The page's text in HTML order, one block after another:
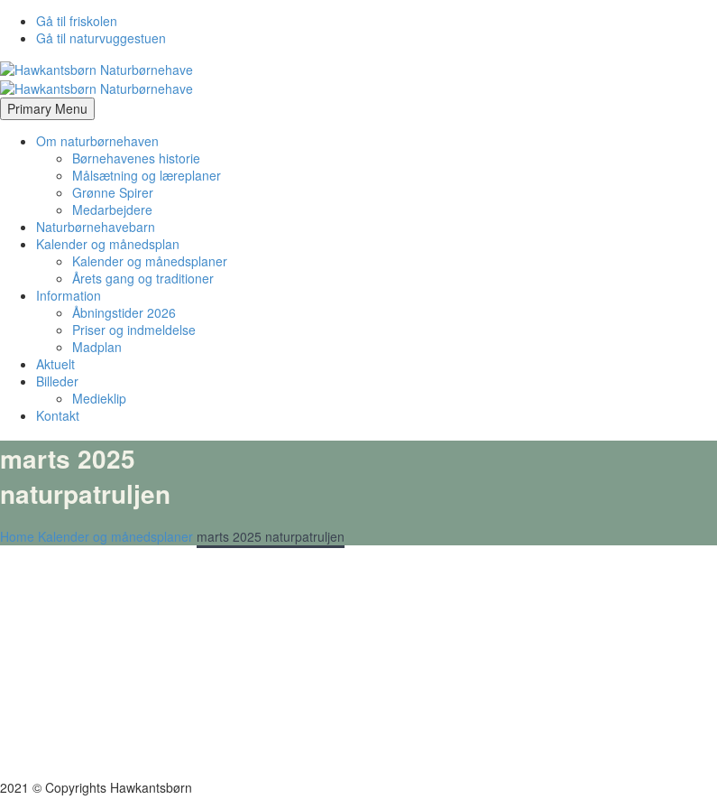
Gå til friskolen
Gå til naturvuggestuen
Primary Menu
Om naturbørnehaven
Børnehavenes historie
Målsætning og læreplaner
Grønne Spirer
Medarbejdere
Naturbørnehavebarn
Kalender og månedsplan
Kalender og månedsplaner
Årets gang og traditioner
Information
Åbningstider 2026
Priser og indmeldelse
Madplan
Aktuelt
Billeder
Medieklip
Kontakt
marts 2025
naturpatruljen
Home Kalender og månedsplaner marts 2025 naturpatruljen
2021 © Copyrights Hawkantsbørn